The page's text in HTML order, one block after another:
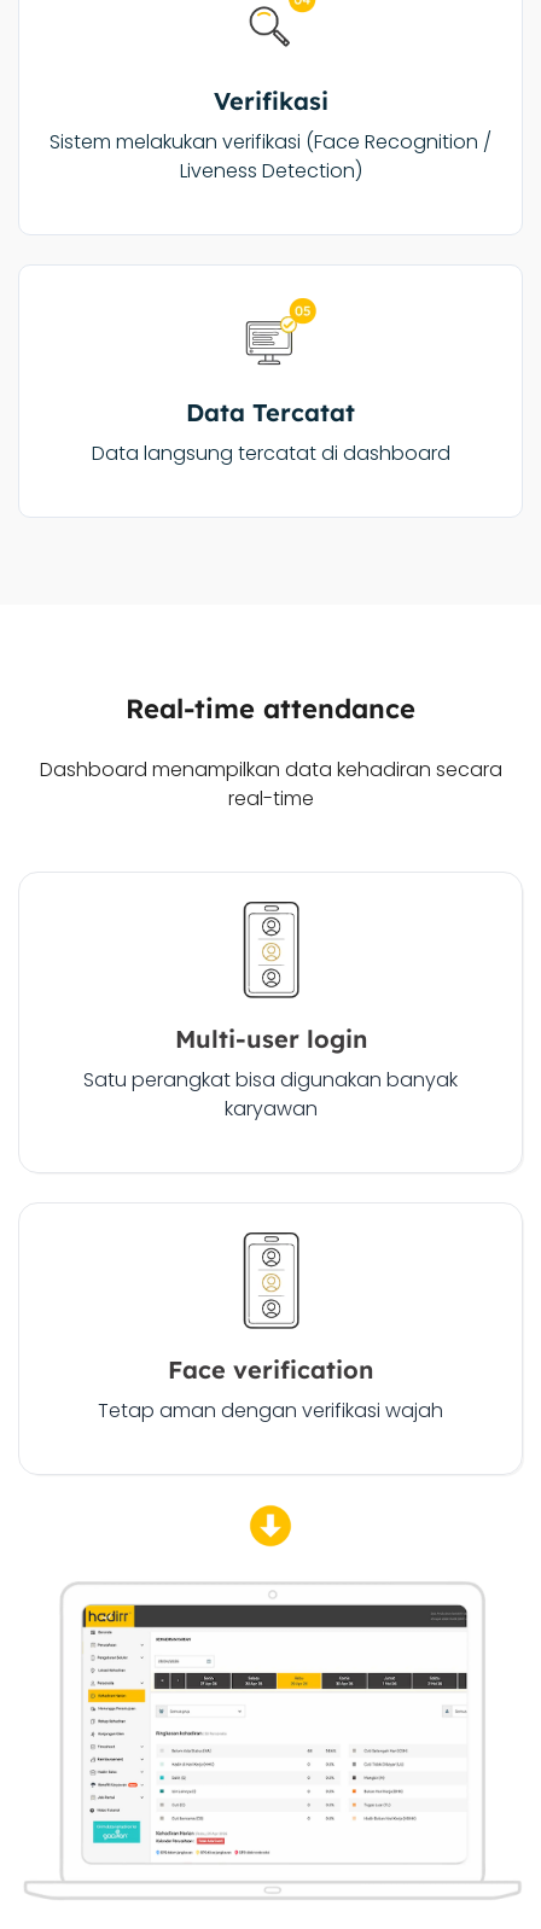
Data Tercatat
Data langsung tercatat di dashboard
Verifikasi
Sistem melakukan verifikasi (Face Recognition /
Liveness Detection)
Real-time attendance
Dashboard menampilkan data kehadiran secara
real-time
Multi-user login
Satu perangkat bisa digunakan banyak
karyawan
Face verification
Tetap aman dengan verifikasi wajah